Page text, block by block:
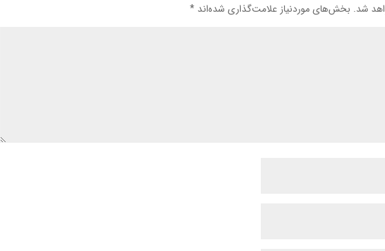
شد. بخش‌های موردنیاز علامت‌گذاری شده‌اند*